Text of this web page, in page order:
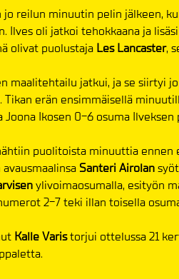
reilun minuutin pelin jälkeen,
Ilves oli jatkoi tehokkaana ja
olivat puolustaja Les Lancaster,
maalitehtailu jatkui, ja se siirtyi
Tikan erän ensimmäisellä
Joona Ikosen 0-6 osuma
puolitoista minuuttia ennen
Santeri Airolan
ylivoimaosumalla, esityön
2-7 teki illan toisella
Kalle Varistorjui ottelussa 21